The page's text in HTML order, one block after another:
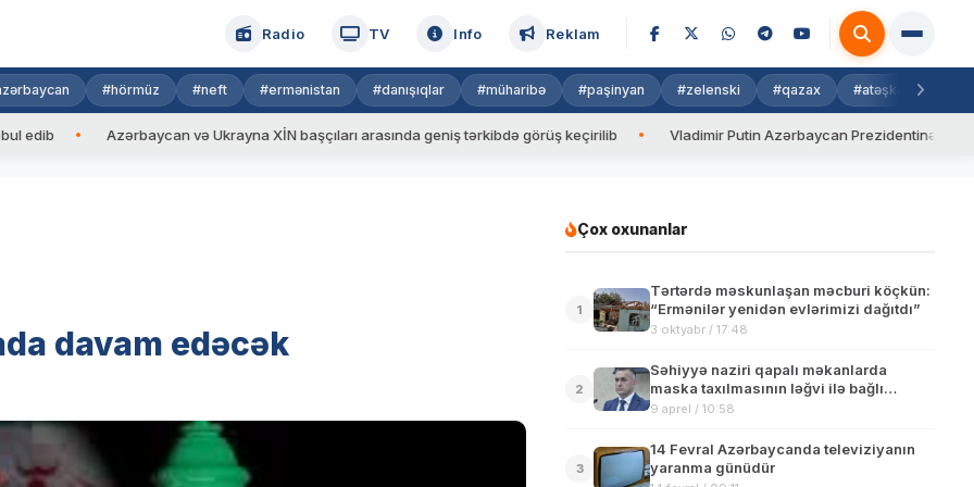
Radio TV Info Reklam
#hörmüz #neft #ermənistan #danışıqlar #müharibə #paşinyan #zelenski #qazax #atəşkəs
Azərbaycan və Ukrayna XİN başçıları arasında geniş tərkibdə görüş keçirilib Vladimir Putin Azərbaycan Prezidentinə zəng edib
davam edəcək
Çox oxunanlar
1
Tərtərdə məskunlaşan məcburi köçkün:
“Ermənilər yenidən evlərimizi dağıtdı”
3 oktyabr / 17:48
2
Səhiyyə naziri qapalı məkanlarda
maska taxılmasının ləğvi ilə bağlı
açıqlama verdi
9 aprel / 10:58
3
14 Fevral Azərbaycanda televiziyanın
yaranma günüdür